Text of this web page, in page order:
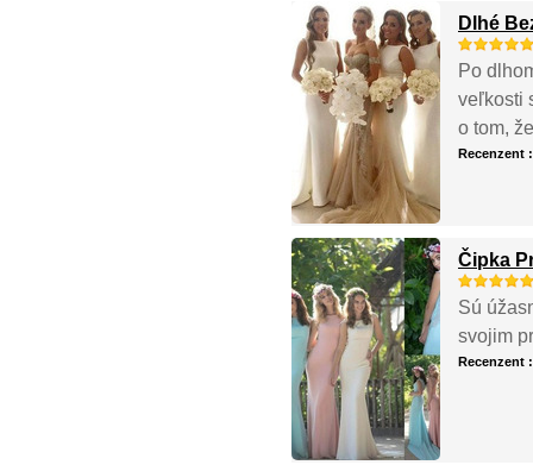
Dlhé
Po
veľkosti
o tom,
Recenzent
Čipka
Sú
svojim
Recenzent